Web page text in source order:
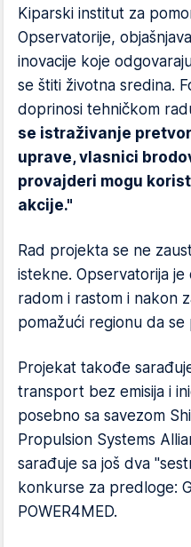
Kiparski institut za
Opservatorije,
inovacije koje
se štiti životna sredina.
doprinosi tehničkom
se istraživanje
uprave, vlasnici
provajderi mogu
akcije."
Rad projekta se ne
istekne. Opservatorija je
radom i rastom i nakon
pomažući regionu da
Projekat takođe
transport bez emisija i
posebno sa savezom
Propulsion Systems
sarađuje sa još dva
konkurse za predloge:
POWER4MED.